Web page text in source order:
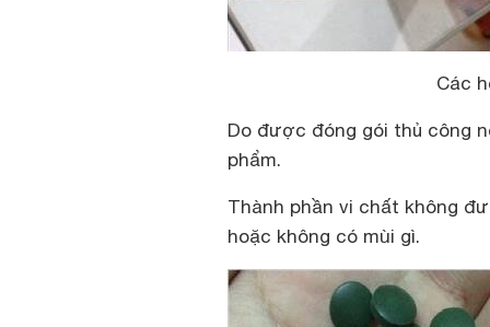
Các
Do được đóng gói thủ công
phẩm.
Thành phần vi chất không
hoặc không có mùi gì.